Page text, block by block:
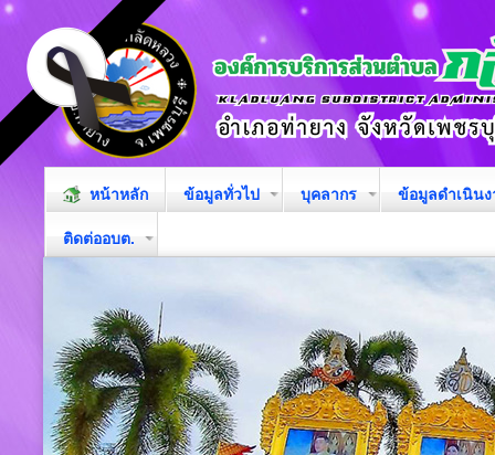
หน้าหลัก ข้อมูลทั่วไป บุคลากร ข้อมูลดำเนิน
ติดต่ออบต.